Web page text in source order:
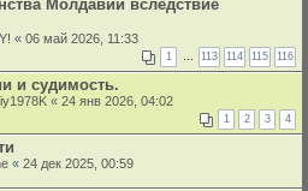
Молдавии вследствие
« 06 май 2026, 11:33
1 … 113 114 115 116
и судимость.
« 24 янв 2026, 04:02
1 2 3 4
« 24 дек 2025, 00:59